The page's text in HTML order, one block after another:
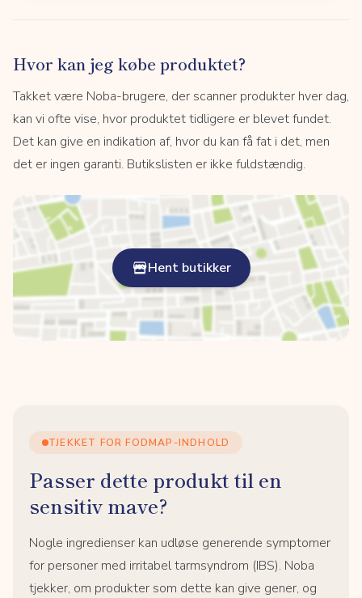
Hvor kan jeg købe produktet?
Takket være Noba-brugere, der scanner produkter hver dag,
kan vi ofte vise, hvor produktet tidligere er blevet fundet.
Det kan give en indikation af, hvor du kan få fat i det, men
det er ingen garanti. Butikslisten er ikke fuldstændig.
Hent butikker
TJEKKET FOR FODMAP-INDHOLD
Passer dette produkt til en
sensitiv mave?
Nogle ingredienser kan udløse generende symptomer
for personer med irritabel tarmsyndrom (IBS). Noba
tjekker, om produkter som dette kan give gener, og